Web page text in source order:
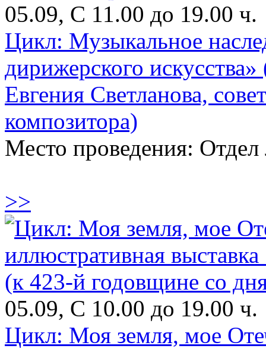
05.09, С 11.00 до 19.00 ч.
Цикл: Музыкальное
дирижерского
Евгения Светланова,
композитора)
Место проведения: Отдел
>>
05.09, С 10.00 до 19.00 ч.
Цикл: Моя земля, мое